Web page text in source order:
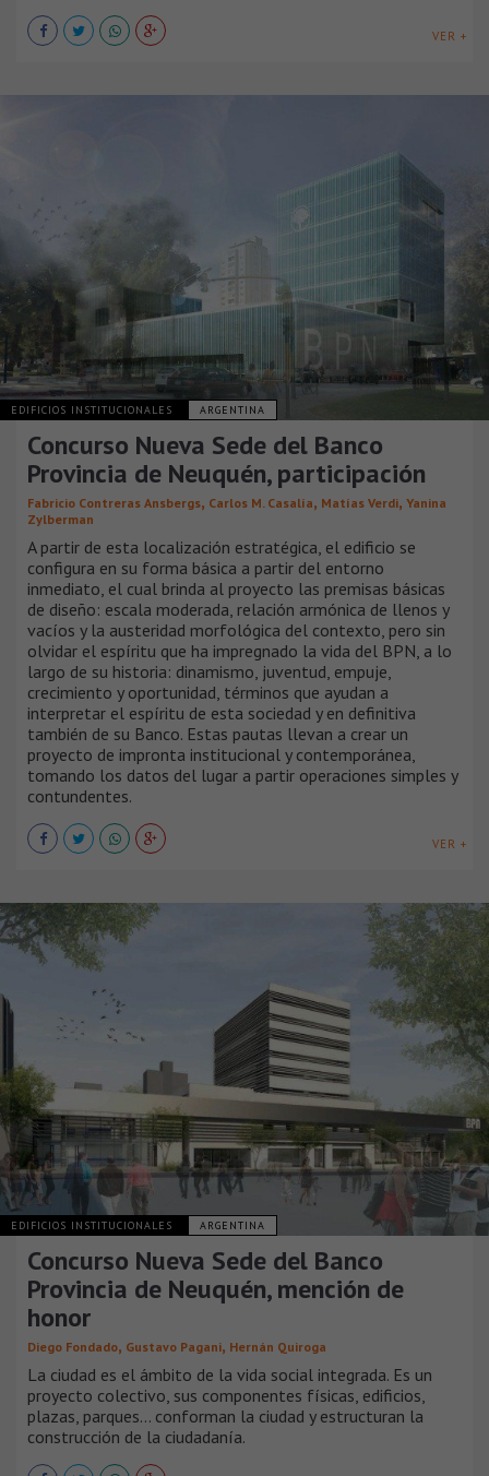
VER +
EDIFICIOS INSTITUCIONALES ARGENTINA
Concurso Nueva Sede del Banco
Provincia de Neuquén, participación
Fabricio Contreras Ansbergs, Carlos M. Casalía, Matías Verdi, Yanina
Zylberman
A partir de esta localización estratégica, el edificio se
configura en su forma básica a partir del entorno
inmediato, el cual brinda al proyecto las premisas básicas
de diseño: escala moderada, relación armónica de llenos y
vacíos y la austeridad morfológica del contexto, pero sin
olvidar el espíritu que ha impregnado la vida del BPN, a lo
largo de su historia: dinamismo, juventud, empuje,
crecimiento y oportunidad, términos que ayudan a
interpretar el espíritu de esta sociedad y en definitiva
también de su Banco. Estas pautas llevan a crear un
proyecto de impronta institucional y contemporánea,
tomando los datos del lugar a partir operaciones simples y
contundentes.
VER +
EDIFICIOS INSTITUCIONALES ARGENTINA
Concurso Nueva Sede del Banco
Provincia de Neuquén, mención de
honor
Diego Fondado, Gustavo Pagani, Hernán Quiroga
La ciudad es el ámbito de la vida social integrada. Es un
proyecto colectivo, sus componentes físicas, edificios,
plazas, parques… conforman la ciudad y estructuran la
construcción de la ciudadanía.